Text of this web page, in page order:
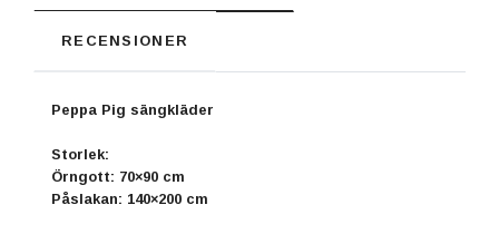
RECENSIONER
Peppa Pig sängkläder
Storlek:
Örngott: 70×90 cm
Påslakan: 140×200 cm